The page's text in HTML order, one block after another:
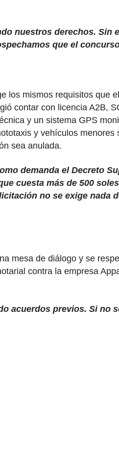
nuestros derechos.
que el
los mismos requisitos que
contar con licencia A2B,
y un sistema GPS
y vehículos
sea anulada.
demanda el Decreto
cuesta más de 500
no se exige nada
mesa de diálogo y se
contra la empresa
acuerdos previos. Si no